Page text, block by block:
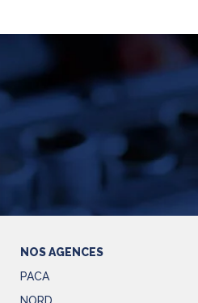
NOS AGENCES
PACA